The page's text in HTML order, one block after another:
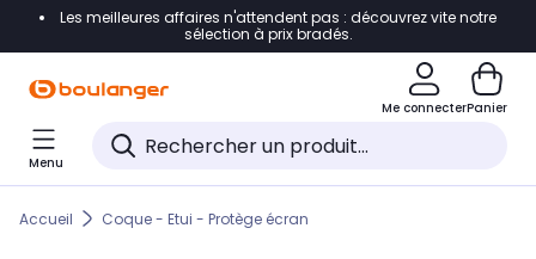
Accéder directement à la navigation
Accéder directement au pied de page
Accéder directement au chatbot
Les meilleures affaires n'attendent pas : découvrez vite notre
sélection à prix bradés.
Me connecterPanier
Menu
Accueil Coque - Etui - Protège écran